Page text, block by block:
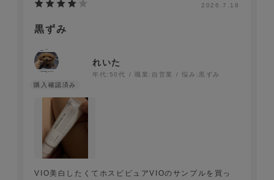
塗り始めて3週間程過ぎたあたりからバストトップと
ら、長期間を覚悟していただけに本当にびっくり。理
使っていきます！！
2026.7.18
黒ずみ
れいた
年代: 50代 職業: 自営業 悩み: 黒ずみ
VIO美白したくてホスピピュアVIOのサンプルを買っ